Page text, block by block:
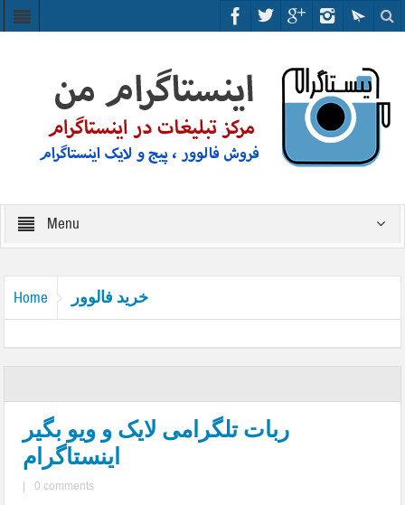
Menu
Home خرید فالوور
ربات تلگرامی لایک و ویو بگیر
اینستاگرام
0 comments